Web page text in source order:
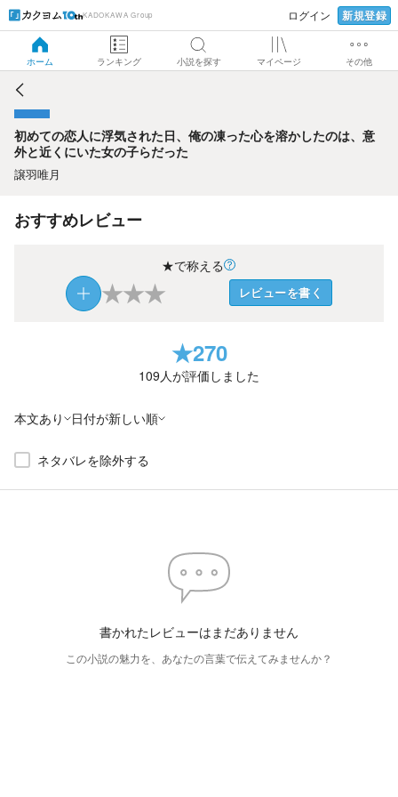
KADOKAWA Group ログイン 新規登録
ホーム ランキング 小説を探す マイページ その他
初めての恋人に浮気された日、俺の凍った心を溶かしたの
は、意外と近くにいた女の子らだった
初めての恋人に浮気された日、俺の凍った心を溶かしたのは、意
外と近くにいた女の子らだった
譲羽唯月
おすすめレビュー
★で称える
★★★ レビューを書く
★270
109人が評価しました
本文あり 日付が新しい順
ネタバレを除外する
書かれたレビューはまだありません
この小説の魅力を、あなたの言葉で伝えてみませんか？